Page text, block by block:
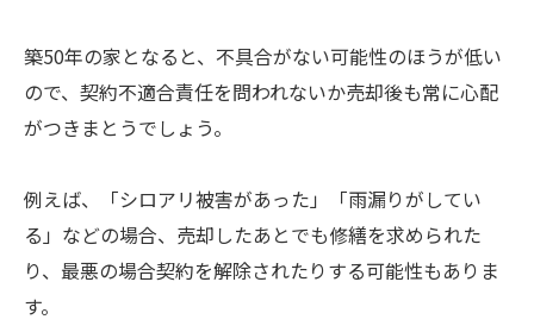
築50年の家となると、不具合がない可能性のほうが低い
ので、契約不適合責任を問われないか売却後も常に心配
がつきまとうでしょう。
例えば、「シロアリ被害があった」「雨漏りがしてい
る」などの場合、売却したあとでも修繕を求められた
り、最悪の場合契約を解除されたりする可能性もありま
す。